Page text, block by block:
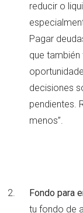
reducir o
Pagar
que también
decisiones
pendientes.
menos”.
Fondo para
tu fondo de